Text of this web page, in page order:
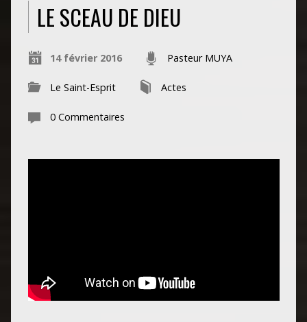
LE SCEAU DE DIEU
14 février 2016 Pasteur MUYA
Le Saint-Esprit Actes
0 Commentaires